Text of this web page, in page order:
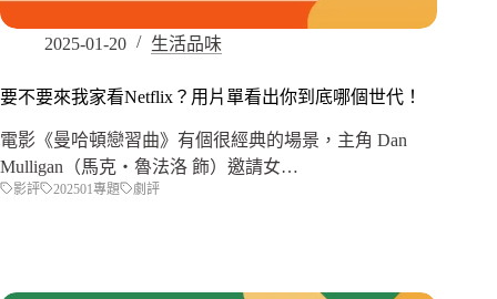
2025-01-20 生活品味
要不要來我家看Netflix？用片單看出你到底哪個世代！
電影《曼哈頓戀習曲》有個很經典的場景，主角 Dan
Mulligan（馬克‧魯法洛 飾）邀請女…
影評 202501專題 劇評